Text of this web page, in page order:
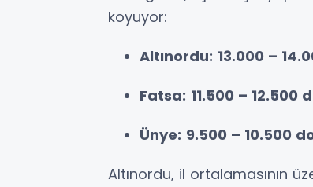
koyuyor:
Altınordu: 13.000 –
Fatsa: 11.500 – 12.500
Ünye: 9.500 – 10.500
Altınordu, il ortalamasının